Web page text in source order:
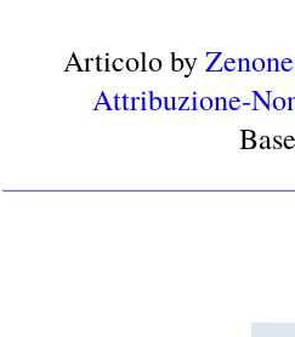
Articoloby
Attribuzione-